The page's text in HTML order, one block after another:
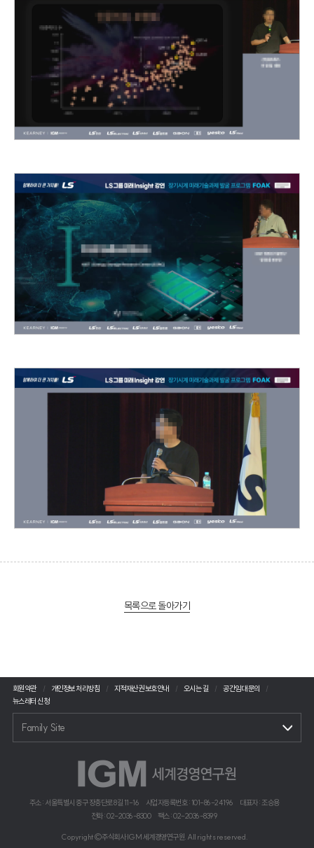
목록으로 돌아가기
회원약관 개인정보 처리방침 지적재산권 보호안내 오시는 길
공간임대 문의
뉴스레터 신청
Family Site
주소 : 서울특별시 중구 장충단로 8길 11-16 사업자등록번호 : 101-86-24196
대표자 : 조승용
전화 : 02-2036-8300
팩스 : 02-2036-8399
Copyright©주식회사 IGM 세계경영연구원. All rights reserved.